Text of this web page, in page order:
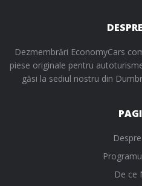
Dezmembrări EconomyCars
piese originale pentru
găsi la sediul nostru din
De ce